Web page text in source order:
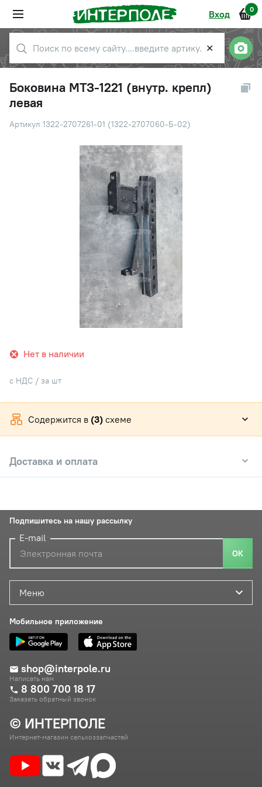
Вход 0
✕
Боковина МТЗ-1221 (внутр. крепл)
левая
Артикул 1322-2707261-01 (1322-2707060-Б-02)
Нет в наличии
с НДС / за шт
Содержится в (3) схеме
Доставка и оплата
© ИНТЕРПОЛЕ
Интернет-магазин сельхоззапчастей
Меню
Мобильное приложение
shop@interpole.ru
Написать нам
8 800 700 18 17
Заказать обратный звонок
Подпишитесь на нашу рассылку
E-mail
ОК